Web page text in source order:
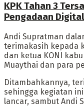
KPK Tahan 3
Pengadaan
Andi Supratman
terimakasih kepada
dan ketua KONI
Muaythai dan para
Ditambahkannya,
sehingga kegiatan
lancar, sambut Andi